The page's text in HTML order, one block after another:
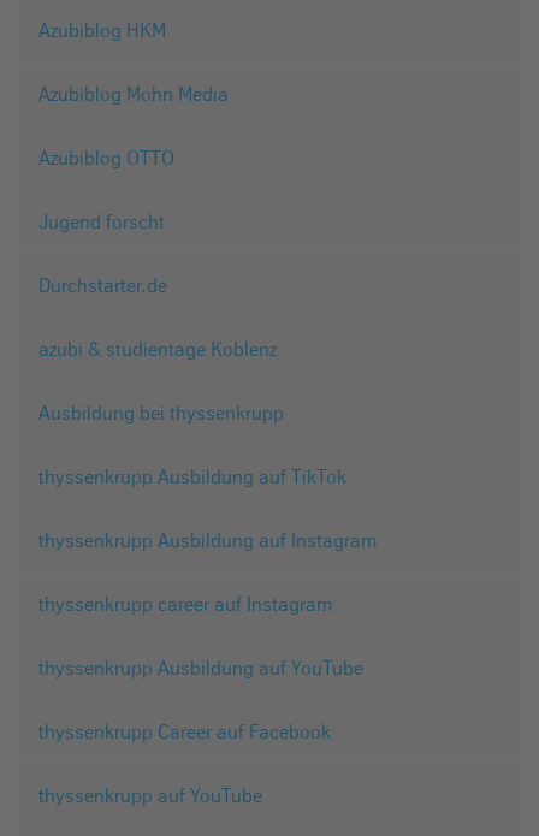
Azubiblog HKM
Azubiblog Mohn Media
Azubiblog OTTO
Jugend forscht
Durchstarter.de
azubi & studientage Koblenz
Ausbildung bei thyssenkrupp
thyssenkrupp Ausbildung auf TikTok
thyssenkrupp Ausbildung auf Instagram
thyssenkrupp career auf Instagram
thyssenkrupp Ausbildung auf YouTube
thyssenkrupp Career auf Facebook
thyssenkrupp auf YouTube